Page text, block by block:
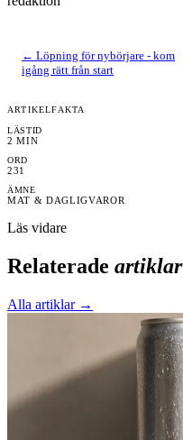
← Löpning för nybörjare - kom
igång rätt från start
ARTIKELFAKTA
LÄSTID
2 MIN
ORD
231
ÄMNE
MAT & DAGLIGVAROR
Läs vidare
Relaterade artiklar
Alla artiklar →